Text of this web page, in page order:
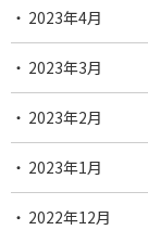
2023年4月
2023年3月
2023年2月
2023年1月
2022年12月